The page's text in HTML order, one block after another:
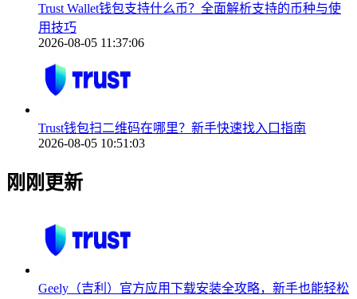
Trust Wallet钱包支持什么币？全面解析支持的币种与使
用技巧
2026-08-05 11:37:06
Trust钱包扫二维码在哪里？新手快速找入口指南
2026-08-05 10:51:03
刚刚更新
Geely（吉利）官方应用下载安装全攻略，新手也能轻松